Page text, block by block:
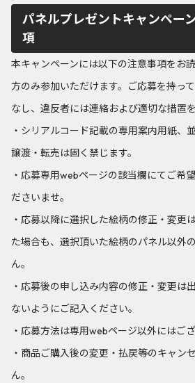
パネルプレゼントキャンペー
項
本キャンペーンには以下の注意事項をお
方のみ参加いただけます。ご応募を持っ
なし、違反者には連絡および適切な措置を
・シリアルコード記載の専用案内用紙、
譲渡・転売は固く禁じます。
・応募専用webページの該当欄にてご希
ださいませ。
・応募以降に選択した絵柄の修正・変更
た場合も、選択頂いた絵柄のパネル以外
ん。
・応募後の申し込み内容の修正・変更は
ないようにご記入ください。
・応募方法は専用webページ以外にはござ
・商品ご購入後の変更・払戻等のキャン
ん。